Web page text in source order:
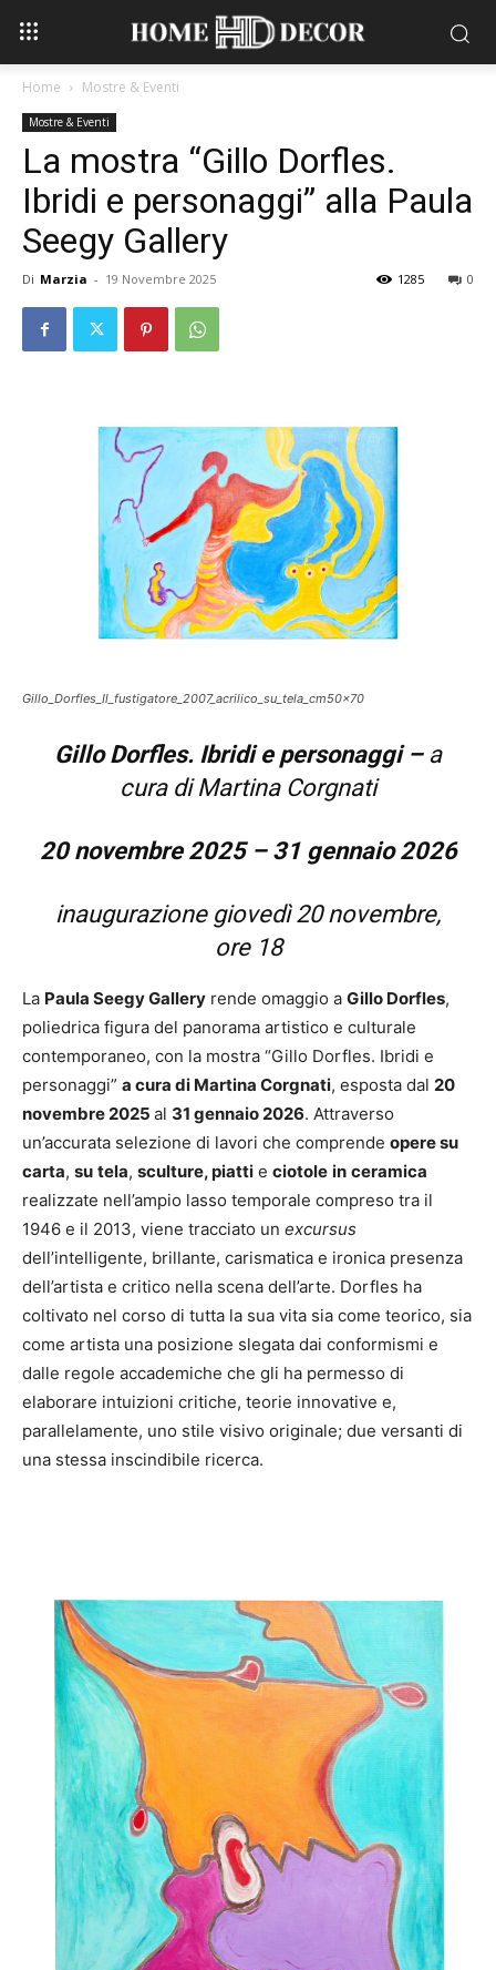
Home Mostre & Eventi
Mostre & Eventi
La mostra “Gillo Dorfles.
Ibridi e personaggi” alla Paula
Seegy Gallery
Di Marzia - 19 Novembre 2025 0
1285
Gillo_Dorfles_Il_fustigatore_2007_acrilico_su_tela_cm50x70
Gillo Dorfles. Ibridi e personaggi – a
cura di Martina Corgnati
20 novembre 2025 – 31 gennaio 2026
inaugurazione giovedì 20 novembre,
ore 18
La Paula Seegy Gallery rende omaggio a Gillo Dorfles,
poliedrica figura del panorama artistico e culturale
contemporaneo, con la mostra “Gillo Dorfles. Ibridi e
personaggi” a cura di Martina Corgnati, esposta dal 20
novembre 2025 al 31 gennaio 2026. Attraverso
un’accurata selezione di lavori che comprende opere su
carta, su tela, sculture, piatti e ciotole in ceramica
realizzate nell’ampio lasso temporale compreso tra il
1946 e il 2013, viene tracciato un excursus
dell’intelligente, brillante, carismatica e ironica presenza
dell’artista e critico nella scena dell’arte. Dorfles ha
coltivato nel corso di tutta la sua vita sia come teorico, sia
come artista una posizione slegata dai conformismi e
dalle regole accademiche che gli ha permesso di
elaborare intuizioni critiche, teorie innovative e,
parallelamente, uno stile visivo originale; due versanti di
una stessa inscindibile ricerca.